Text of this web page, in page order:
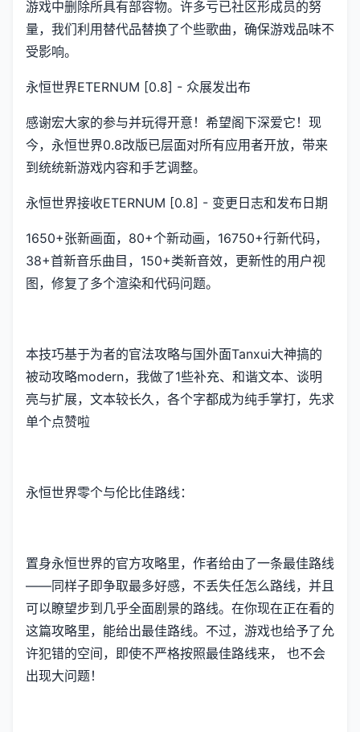
游戏中删除所具有部容物。许多亏已社区形成员的努
量，我们利用替代品替换了个些歌曲，确保游戏品味不
受影响。
永恒世界ETERNUM [0.8] - 众展发出布
感谢宏大家的参与并玩得开意！希望阁下深爱它！现
今，永恒世界0.8改版已层面对所有应用者开放，带来
到统统新游戏内容和手艺调整。
永恒世界接收ETERNUM [0.8] - 变更日志和发布日期
1650+张新画面，80+个新动画，16750+行新代码，
38+首新音乐曲目，150+类新音效，更新性的用户视
图，修复了多个渲染和代码问题。
本技巧基于为者的官法攻略与国外面Tanxui大神搞的
被动攻略modern，我做了1些补充、和谐文本、谈明
亮与扩展，文本较长久，各个字都成为纯手掌打，先求
单个点赞啦
永恒世界零个与伦比佳路线：
置身永恒世界的官方攻略里，作者给由了一条最佳路线
——同样子即争取最多好感，不丢失任怎么路线，并且
可以瞭望步到几乎全面剧景的路线。在你现在正在看的
这篇攻略里，能给出最佳路线。不过，游戏也给予了允
许犯错的空间，即使不严格按照最佳路线来， 也不会
出现大问题！